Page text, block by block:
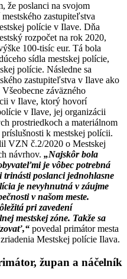
že poslanci na svojom
zastupiteľstva
polície v Ilave. Dňa
rozpočet na rok 2020,
100-tisíc eur. Tá bola
sídla mestskej polície,
polície. Následne sa
zastupiteľstva v Ilave ako
záväzného
v Ilave, ktorý hovorí
v Ilave, jej organizácii
prostriedkoch a materiálnom
k mestskej polícii.
VZN č.2/2020 o Mestskej
návrhov. „Najskôr bola
je vôbec potrebná
trinásti poslanci jednohlasne
je nevyhnutná v záujme
v našom meste.
pri zavedení
mestskej zóne. Takže sa
povedal primátor mesta
Mestskej polície Ilava.
župan a náčelník